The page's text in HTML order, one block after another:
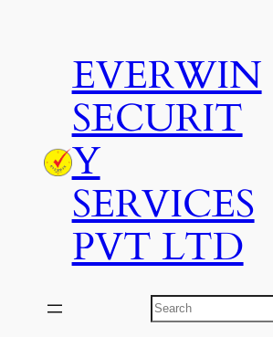
EVERWIN
SECURIT
Y
SERVICES
PVT LTD
Search